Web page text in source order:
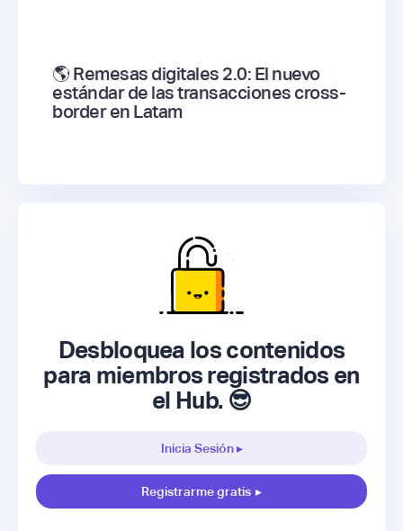
🌎 Remesas digitales 2.0: El nuevo
estándar de las transacciones cross-
border en Latam
Desbloquea los contenidos
para miembros registrados en
el Hub. 😎
Inicia Sesión ▸
Registrarme gratis ▸